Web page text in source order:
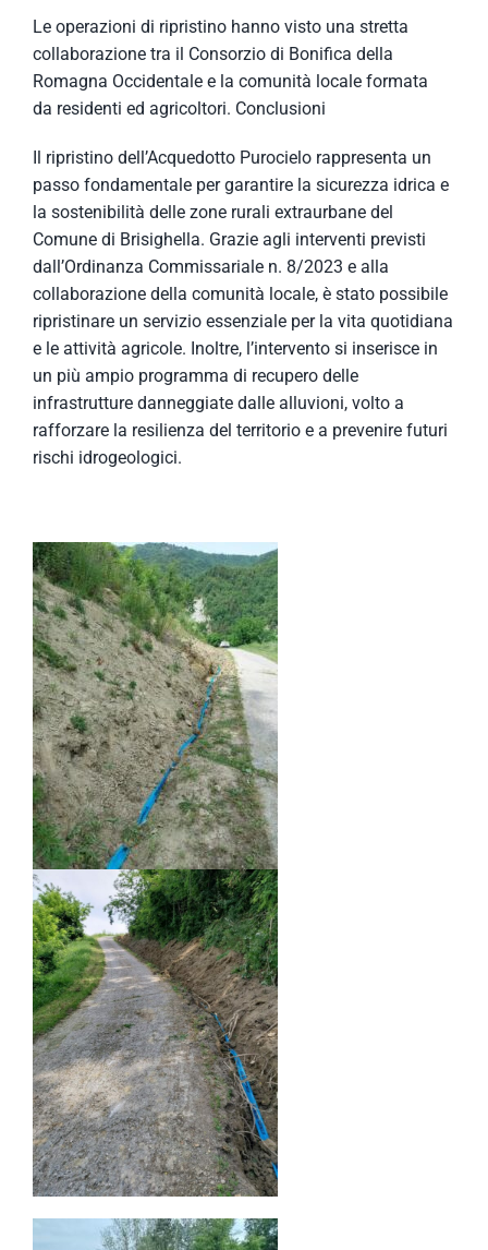
Le operazioni di ripristino hanno visto una stretta
collaborazione tra il Consorzio di Bonifica della
Romagna Occidentale e la comunità locale formata
da residenti ed agricoltori. Conclusioni
Il ripristino dell’Acquedotto Purocielo rappresenta un
passo fondamentale per garantire la sicurezza idrica e
la sostenibilità delle zone rurali extraurbanedel
Comune di Brisighella. Grazie agli interventi previsti
dall’Ordinanza Commissariale n. 8/2023 e alla
collaborazione della comunità locale, è stato possibile
ripristinare un servizio essenziale per la vita quotidiana
e le attività agricole. Inoltre, l’intervento si inserisce in
un più ampio programma di recupero delle
infrastrutture danneggiate dalle alluvioni, volto a
rafforzare la resilienza del territorio e a prevenire futuri
rischi idrogeologici.